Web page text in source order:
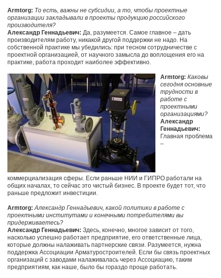
Armtorg: То есть, важны не субсидии, а то, чтобы проектные
организации закладывали в проекты продукцию российского
производителя?
Александр Геннадьевич: Да, разумеется. Самое главное – дать
производителям работу, никакой другой поддержки не надо. На
собственной практике мы убедились: при тесном сотрудничестве с
проектной организацией, от научного замысла до воплощения его на
практике, работа проходит наиболее эффективно.
Armtorg: Каковы
сегодня основные
трудности в
работе с
проектными
организациями?
Александр
Геннадьевич:
Главная проблема
–
коммерциализация сферы. Если раньше НИИ и ГИПРО работали на
общих началах, то сейчас это чистый бизнес. В проекте будет тот, что
раньше предложит инвестиции.
Armtorg:Александр Геннадьевич, какой политики в работе с
проектными институтами и конечными потребителями вы
придерживаетесь?
Александр Геннадьевич: Здесь, конечно, многое зависит от того,
насколько успешно работает предприятие, его ответственные лица,
которые должны налаживать партнерские связи. Разумеется, нужна
поддержка Ассоциации Арматуростроителей. Если бы связь проектных
организаций с заводами налаживалась через Ассоциацию, таким
предприятиям, как наше, было бы гораздо проще работать.